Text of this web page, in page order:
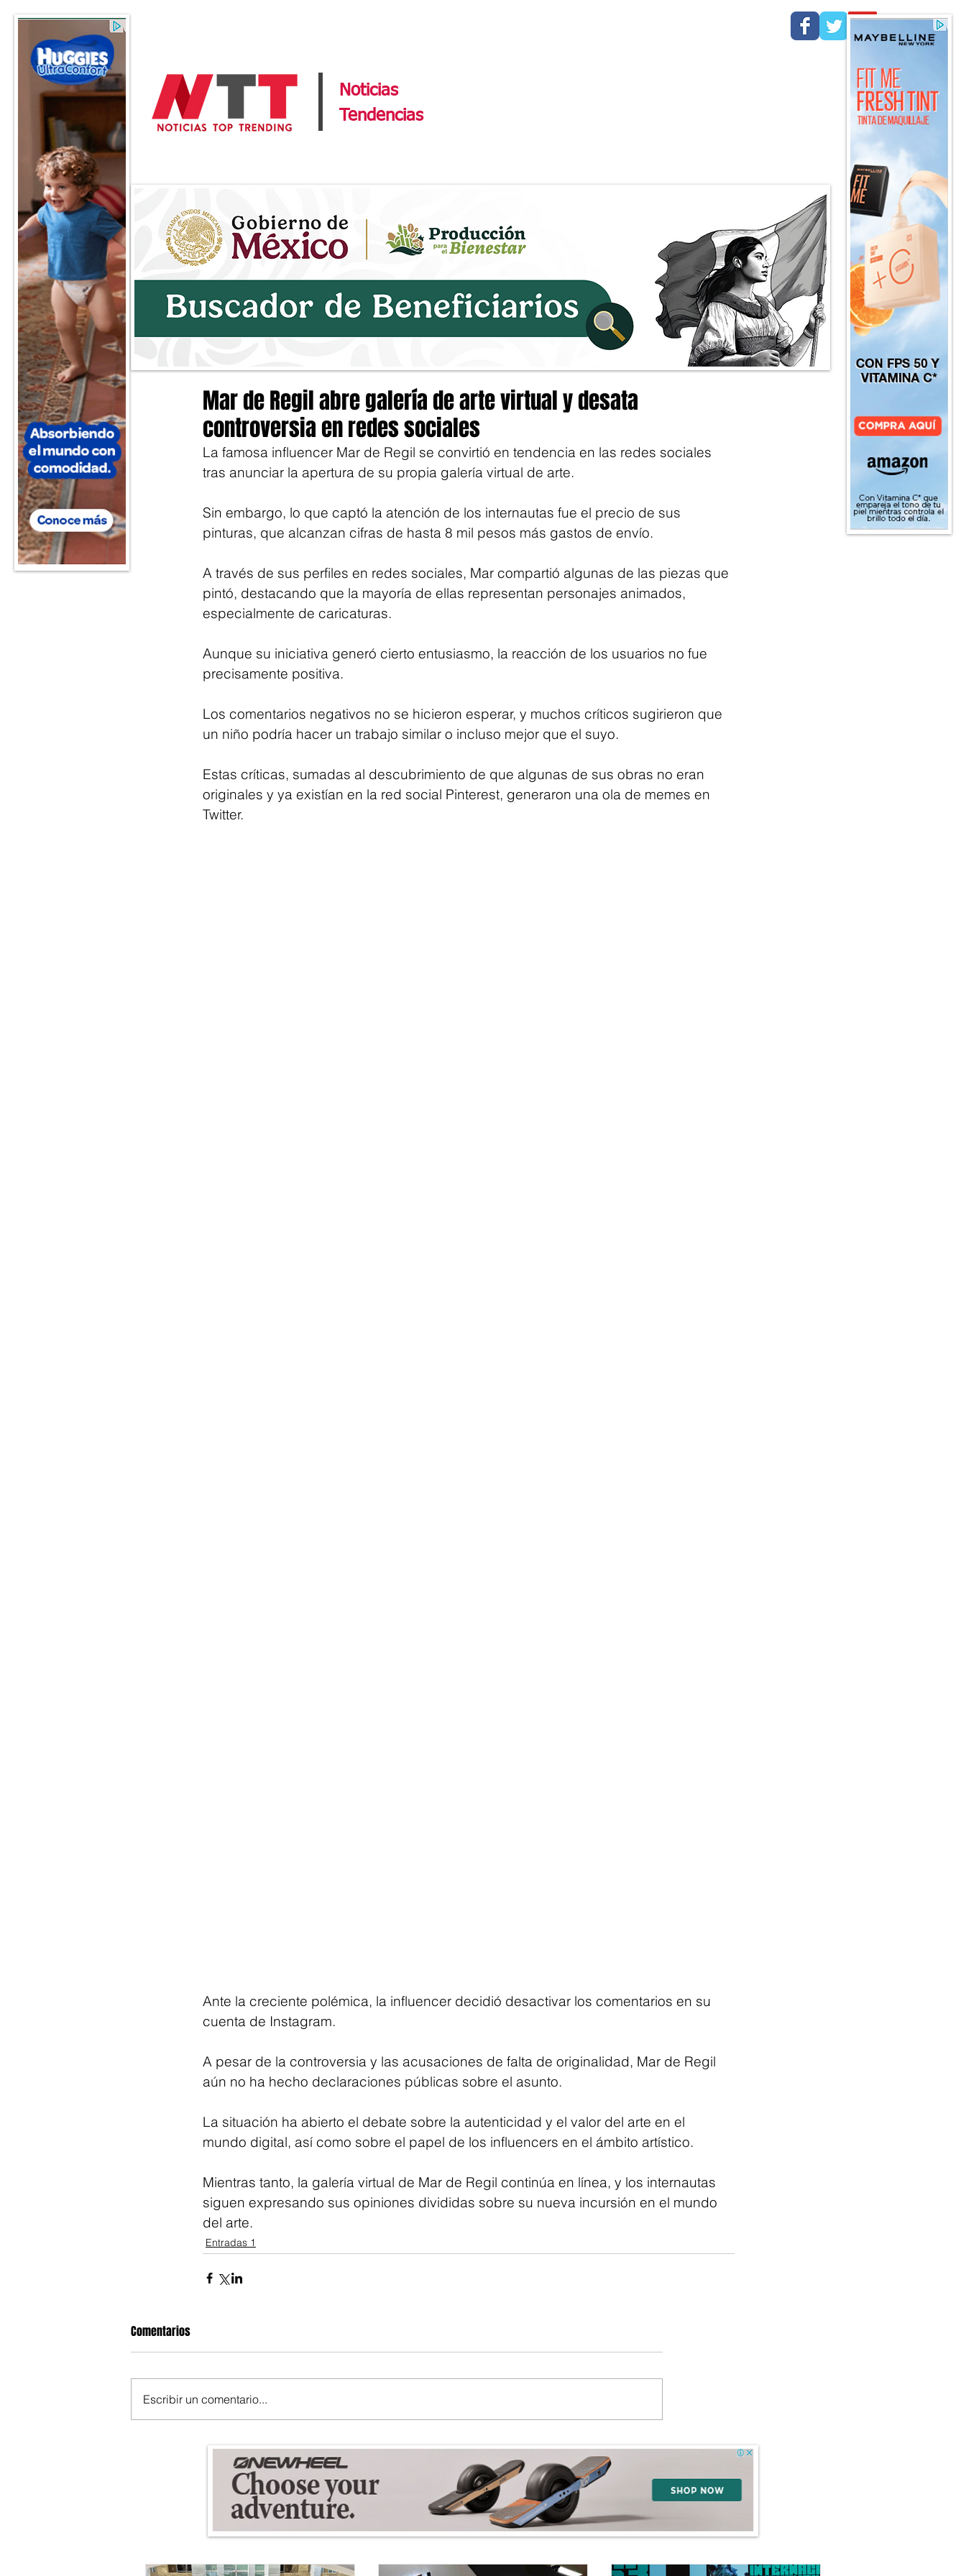
Noticias
Tendencias
Mar de Regil abre galería de arte virtual y desata
controversia en redes sociales
La famosa influencer Mar de Regil se convirtió en tendencia en las redes sociales
tras anunciar la apertura de su propia galería virtual de arte.
Sin embargo, lo que captó la atención de los internautas fue el precio de sus
pinturas, que alcanzan cifras de hasta 8 mil pesos más gastos de envío.
A través de sus perfiles en redes sociales, Mar compartió algunas de las piezas que
pintó, destacando que la mayoría de ellas representan personajes animados,
especialmente de caricaturas.
Aunque su iniciativa generó cierto entusiasmo, la reacción de los usuarios no fue
precisamente positiva.
Los comentarios negativos no se hicieron esperar, y muchos críticos sugirieron que
un niño podría hacer un trabajo similar o incluso mejor que el suyo.
Estas críticas, sumadas al descubrimiento de que algunas de sus obras no eran
originales y ya existían en la red social Pinterest, generaron una ola de memes en
Twitter.
Ante la creciente polémica, la influencer decidió desactivar los comentarios en su
cuenta de Instagram.
A pesar de la controversia y las acusaciones de falta de originalidad, Mar de Regil
aún no ha hecho declaraciones públicas sobre el asunto.
La situación ha abierto el debate sobre la autenticidad y el valor del arte en el
mundo digital, así como sobre el papel de los influencers en el ámbito artístico.
Mientras tanto, la galería virtual de Mar de Regil continúa en línea, y los internautas
siguen expresando sus opiniones divididas sobre su nueva incursión en el mundo
del arte.
Entradas 1
Comentarios
Escribir un comentario...